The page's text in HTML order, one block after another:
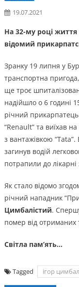
19.07.2021
На 32-му році життя
відомий
Зранку 19 липня у
транспортна
ще троє
надійшло о 6 годині
річний
“Renault” та виїхав
з вантажівкою “Tata”.
загинув водій
потрапили до
Як стало відомо
річний нападник
Цимбалістий.
помер від отриманих
Світла пам’ять…
Tagged ігор